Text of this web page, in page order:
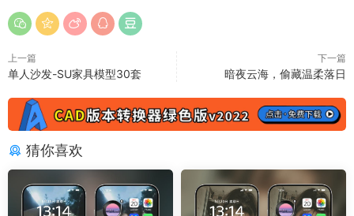
上一篇
单人沙发-SU家具模型30套
下一篇
暗夜云海，偷藏温柔落日
猜你喜欢